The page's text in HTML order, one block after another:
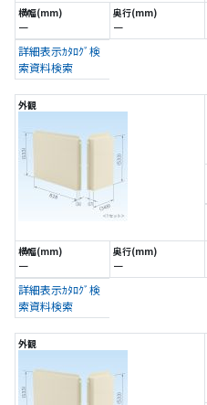
ー ー
詳細表示ｶﾀﾛｸﾞ検
索資料検索
ー ー
詳細表示ｶﾀﾛｸﾞ検
索資料検索